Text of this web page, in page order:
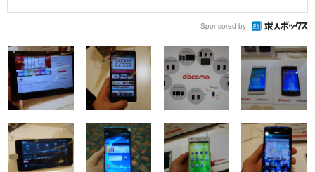
Sponsored by